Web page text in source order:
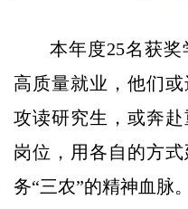
本年度25名获
高质量就业，他们
攻读研究生，或奔
岗位，用各自的方
务“三农”的精神血脉